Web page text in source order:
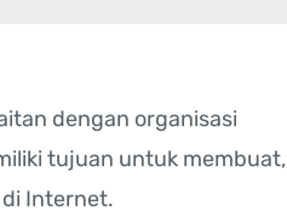
dengan organisasi
tujuan untuk membuat,
Internet.